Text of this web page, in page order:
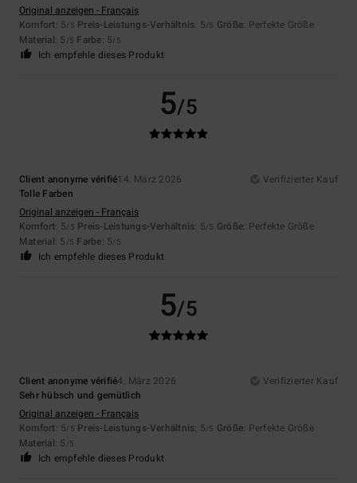
Original anzeigen - Français
Komfort: 5/5 Preis-Leistungs-Verhältnis: 5/5 Größe: Perfekte Größe
Material: 5 /5 Farbe: 5/5
Ich empfehle dieses Produkt
5/5
Client anonyme vérifié14. März 2026
Verifizierter Kauf
Tolle Farben
Original anzeigen - Français
Komfort: 5/5 Preis-Leistungs-Verhältnis: 5/5 Größe: Perfekte Größe
Material: 5 /5 Farbe: 5/5
Ich empfehle dieses Produkt
5/5
Client anonyme vérifié4. März 2026
Verifizierter Kauf
Sehr hübsch und gemütlich
Original anzeigen - Français
Komfort: 5/5 Preis-Leistungs-Verhältnis: 5/5 Größe: Perfekte Größe
Material: 5 /5
Ich empfehle dieses Produkt